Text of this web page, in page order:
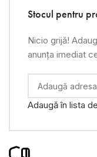
Stocul pentru
Nicio grijă!
anunța imediat
Adaugă în lista